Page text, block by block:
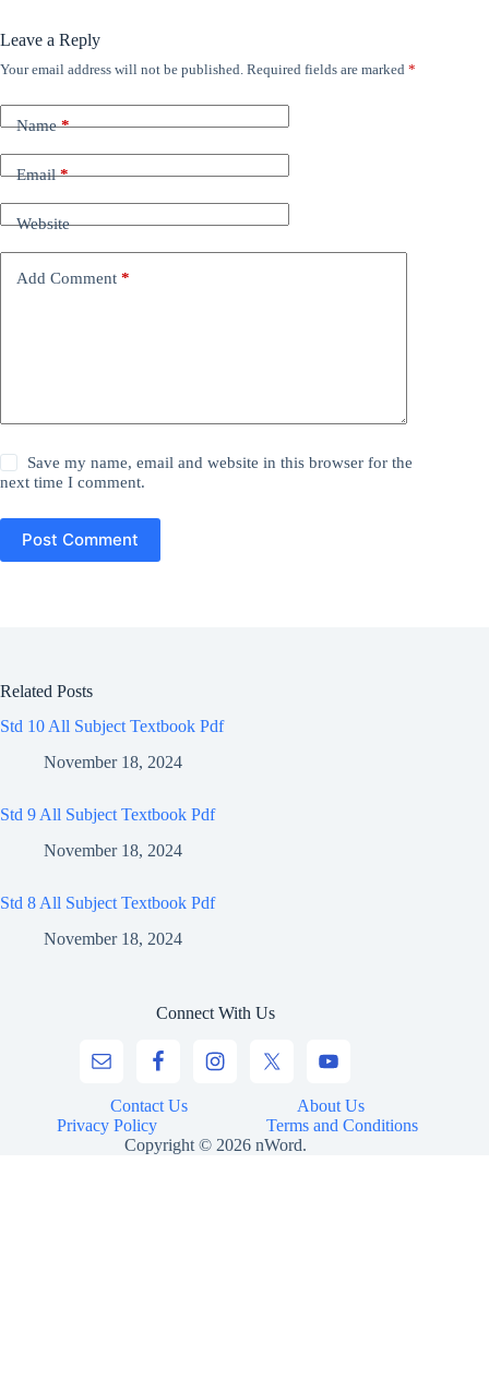
Leave a Reply
Your email address will not be published. Required fields are marked *
Name*
Email*
Website
Add Comment *
Save my name, email and website in this browser for the
next time I comment.
Post Comment
Related Posts
Std 10 All Subject Textbook Pdf
November 18, 2024
Std 9 All Subject Textbook Pdf
November 18, 2024
Std 8 All Subject Textbook Pdf
November 18, 2024
Connect With Us
Contact Us
About Us
Privacy Policy
Terms and Conditions
Copyright © 2026 nWord.